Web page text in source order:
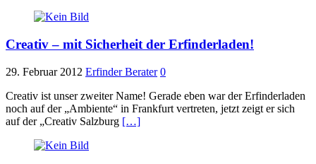
Creativ – mit Sicherheit der Erfinderladen!
29. Februar 2012 Erfinder Berater 0
Creativ ist unser zweiter Name! Gerade eben war der Erfinderladen
noch auf der „Ambiente“ in Frankfurt vertreten, jetzt zeigt er sich
auf der „Creativ Salzburg […]